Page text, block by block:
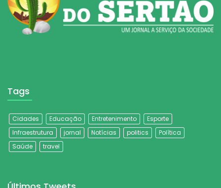
Tags
Cidades Educação Entretenimento
Esporte
Infraestrutura
jornal Notícias politics
Política
Saúde
travel